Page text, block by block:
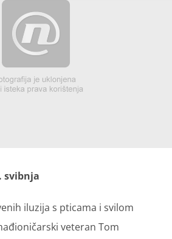
svibnja
iluzija s pticama i svilom
veteran Tom